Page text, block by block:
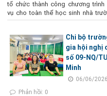
tổ chức thành công chương
vụ cho toàn thể học sinh nhà
Chi bộ
gia hội nghị
số 09-NQ/
Minh
06/06/
Phản hồi: 0